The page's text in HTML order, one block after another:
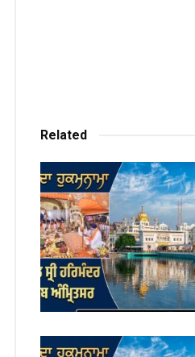
Related